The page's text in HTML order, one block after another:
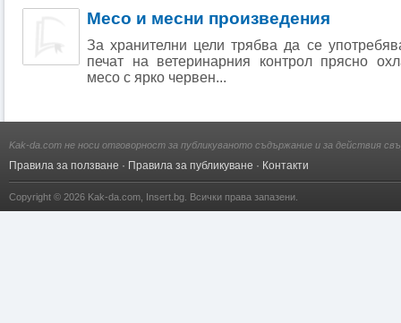
Месо и месни произведения
За хранителни цели трябва да се
печат на ветеринарния контрол прясно
месо с ярко червен...
Kak-da.com не носи отговорност за публикуваното съдържание и за действия
Правила за ползване · Правила за публикуване · Контакти
Copyright © 2026 Kak-da.com Insert.bg . Всички права запазени.